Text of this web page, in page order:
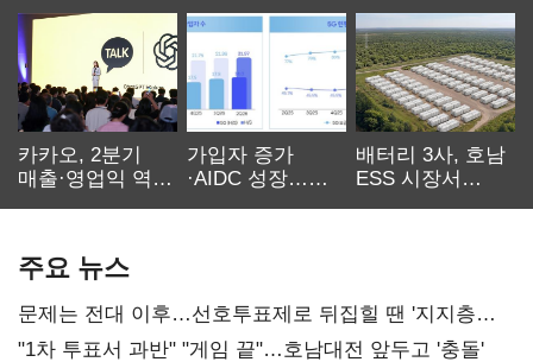
카카오, 2분기
매출·영업익 역대
가입자 증가
·AIDC 성장…
배터리 3사, 호남
ESS 시장서
주요 뉴스
문제는 전대 이후…선호투표제로 뒤집힐 땐 '지지층
불복'
"1차 투표서 과반" "게임 끝"…호남대전 앞두고 '충돌'